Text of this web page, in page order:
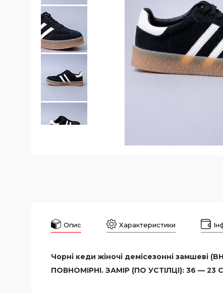
Опис Характеристики
Чорні кеди жіночі демісезонні замшеві
ПОВНОМІРНІ. ЗАМІР (ПО УСТІЛЦІ): 36 —